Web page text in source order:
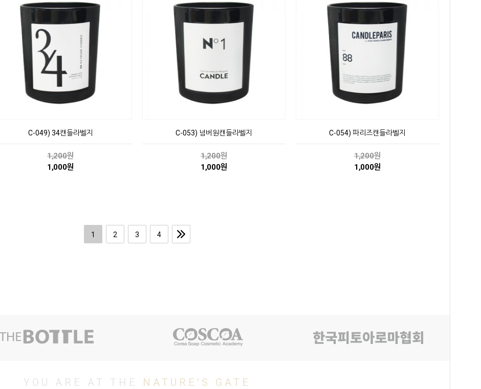
C-049) 34캔들라벨지
1,200원
1,000원
C-053) 넘버원캔들라벨지
1,200원
1,000원
C-054) 파리즈캔들라벨지
1,200원
1,000원
1 2 3 4
YOU ARE AT THE NATURE'S GATE